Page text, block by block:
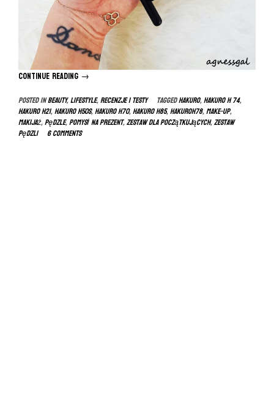
Continue reading “Pędzle
opinie”
→
Posted inBEAUTY,LIFESTYLE,RECENZJE I TESTY Taggedhakuro,hakuro h 74,
hakuro h21,hakuro h50s,hakuro h70,hakuro h85,hakuroh78,make-up,
makijaż,pędzle,pomysł na prezent,zestaw dla początkujących,zestaw
pędzli
6 Comments